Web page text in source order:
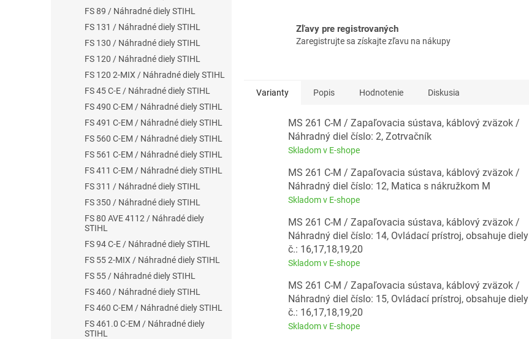
FS 89 / Náhradné diely STIHL
FS 131 / Náhradné diely STIHL
FS 130 / Náhradné diely STIHL
FS 120 / Náhradné diely STIHL
FS 120 2-MIX / Náhradné diely STIHL
FS 45 C-E / Náhradné diely STIHL
FS 490 C-EM / Náhradné diely STIHL
FS 491 C-EM / Náhradné diely STIHL
FS 560 C-EM / Náhradné diely STIHL
FS 561 C-EM / Náhradné diely STIHL
FS 411 C-EM / Náhradné diely STIHL
FS 311 / Náhradné diely STIHL
FS 350 / Náhradné diely STIHL
FS 80 AVE 4112 / Náhradé diely
STIHL
FS 94 C-E / Náhradné diely STIHL
FS 55 2-MIX / Náhradné diely STIHL
FS 55 / Náhradné diely STIHL
FS 460 / Náhradné diely STIHL
FS 460 C-EM / Náhradné diely STIHL
FS 461.0 C-EM / Náhradné diely
STIHL
Zľavy pre registrovaných
Zaregistrujte sa získajte zľavu na nákupy
Varianty Popis Hodnotenie Diskusia
MS 261 C-M / Zapaľovacia sústava, káblový zväzok /
Náhradný diel číslo: 2, Zotrvačník
Skladom v E-shope
MS 261 C-M / Zapaľovacia sústava, káblový zväzok /
Náhradný diel číslo: 12, Matica s nákružkom M
Skladom v E-shope
MS 261 C-M / Zapaľovacia sústava, káblový zväzok /
Náhradný diel číslo: 14, Ovládací prístroj, obsahuje diely
č.: 16,17,18,19,20
Skladom v E-shope
MS 261 C-M / Zapaľovacia sústava, káblový zväzok /
Náhradný diel číslo: 15, Ovládací prístroj, obsahuje diely
č.: 16,17,18,19,20
Skladom v E-shope